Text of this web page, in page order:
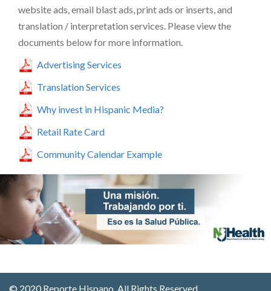
website ads, email blast ads, print ads or inserts, and
translation / interpretation services. Please view the
documents below for more information.
Advertising Services
Translation Services
Why invest in Hispanic Media?
Retail Rate Card
Community Calendar Example
© 2020 Reporte Hispano. All Rights Reserved.